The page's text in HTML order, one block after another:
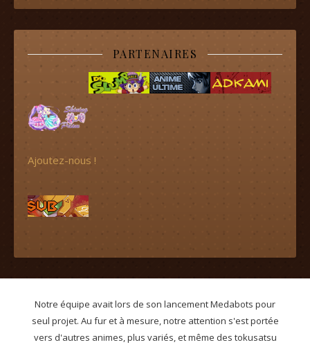
PARTENAIRES
Ajoutez-nous !
Notre équipe avait lors de son lancement Medabots pour
seul projet. Au fur et à mesure, notre attention s'est portée
vers d'autres animes, plus variés, et même des tokusatsu